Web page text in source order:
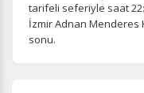
tarifeli seferiyle saat
İzmir Adnan Menderes
sonu.